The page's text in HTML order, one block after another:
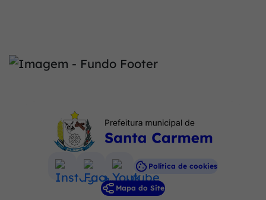
AcessarAcessarAcessar
a
Política de cookies
Mapa do Site